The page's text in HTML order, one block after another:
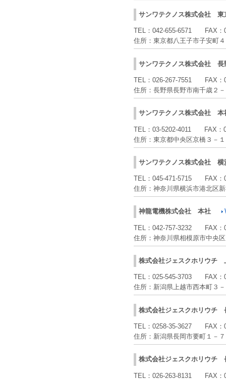
サンワテクノス株式会社 東
TEL： 042-655-6571 FAX：
住所： 東京都八王子市子安町
サンワテクノス株式会社 長
TEL： 026-267-7551 FAX：
住所： 長野県長野市南千歳２
サンワテクノス株式会社 本
TEL： 03-5202-4011 FAX：
住所： 東京都中央区京橋３－
サンワテクノス株式会社 横
TEL： 045-471-5715 FAX：
住所： 神奈川県横浜市港北区
神龍電機株式会社 本社
TEL： 042-757-3232 FAX：
住所： 神奈川県相模原市中央
株式会社ジェスクホリウチ
TEL： 025-545-3703 FAX：
住所： 新潟県上越市西本町３
株式会社ジェスクホリウチ
TEL： 0258-35-3627 FAX：
住所： 新潟県長岡市要町１－
株式会社ジェスクホリウチ
TEL： 026-263-8131 FAX：